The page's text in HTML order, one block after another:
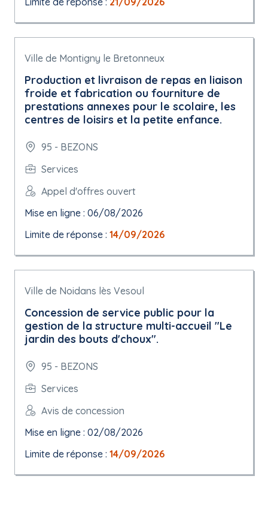
Ville de Montigny le Bretonneux
Production et livraison de repas en liaison
froide et fabrication ou fourniture de
prestations annexes pour le scolaire, les
centres de loisirs et la petite enfance.
95 - BEZONS
Services
Appel d'offres ouvert
Mise en ligne : 06/08/2026
Limite de réponse : 14/09/2026
Ville de Noidans lès Vesoul
Concession de service public pour la
gestion de la structure multi-accueil "Le
jardin des bouts d'choux".
95 - BEZONS
Services
Avis de concession
Mise en ligne : 02/08/2026
Limite de réponse : 14/09/2026